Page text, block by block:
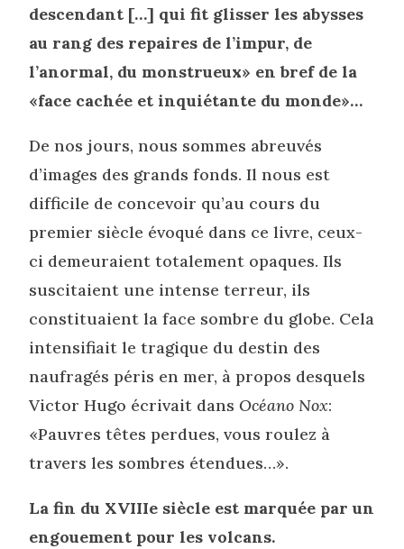
descendant […] qui fit glisser les abysses
au rang des repaires de l’impur, de
l’anormal, du monstrueux» en bref de la
«face cachée et inquiétante du monde»…
De nos jours, nous sommes abreuvés
d’images des grands fonds. Il nous est
difficile de concevoir qu’au cours du
premier siècle évoqué dans ce livre, ceux-
ci demeuraient totalement opaques. Ils
suscitaient une intense terreur, ils
constituaient la face sombre du globe. Cela
intensifiait le tragique du destin des
naufragés péris en mer, à propos desquels
Victor Hugo écrivait dansOcéano Nox:
«Pauvres têtes perdues, vous roulez à
travers les sombres étendues…».
La fin du XVIIIe siècle est marquée par un
engouement pour les volcans.